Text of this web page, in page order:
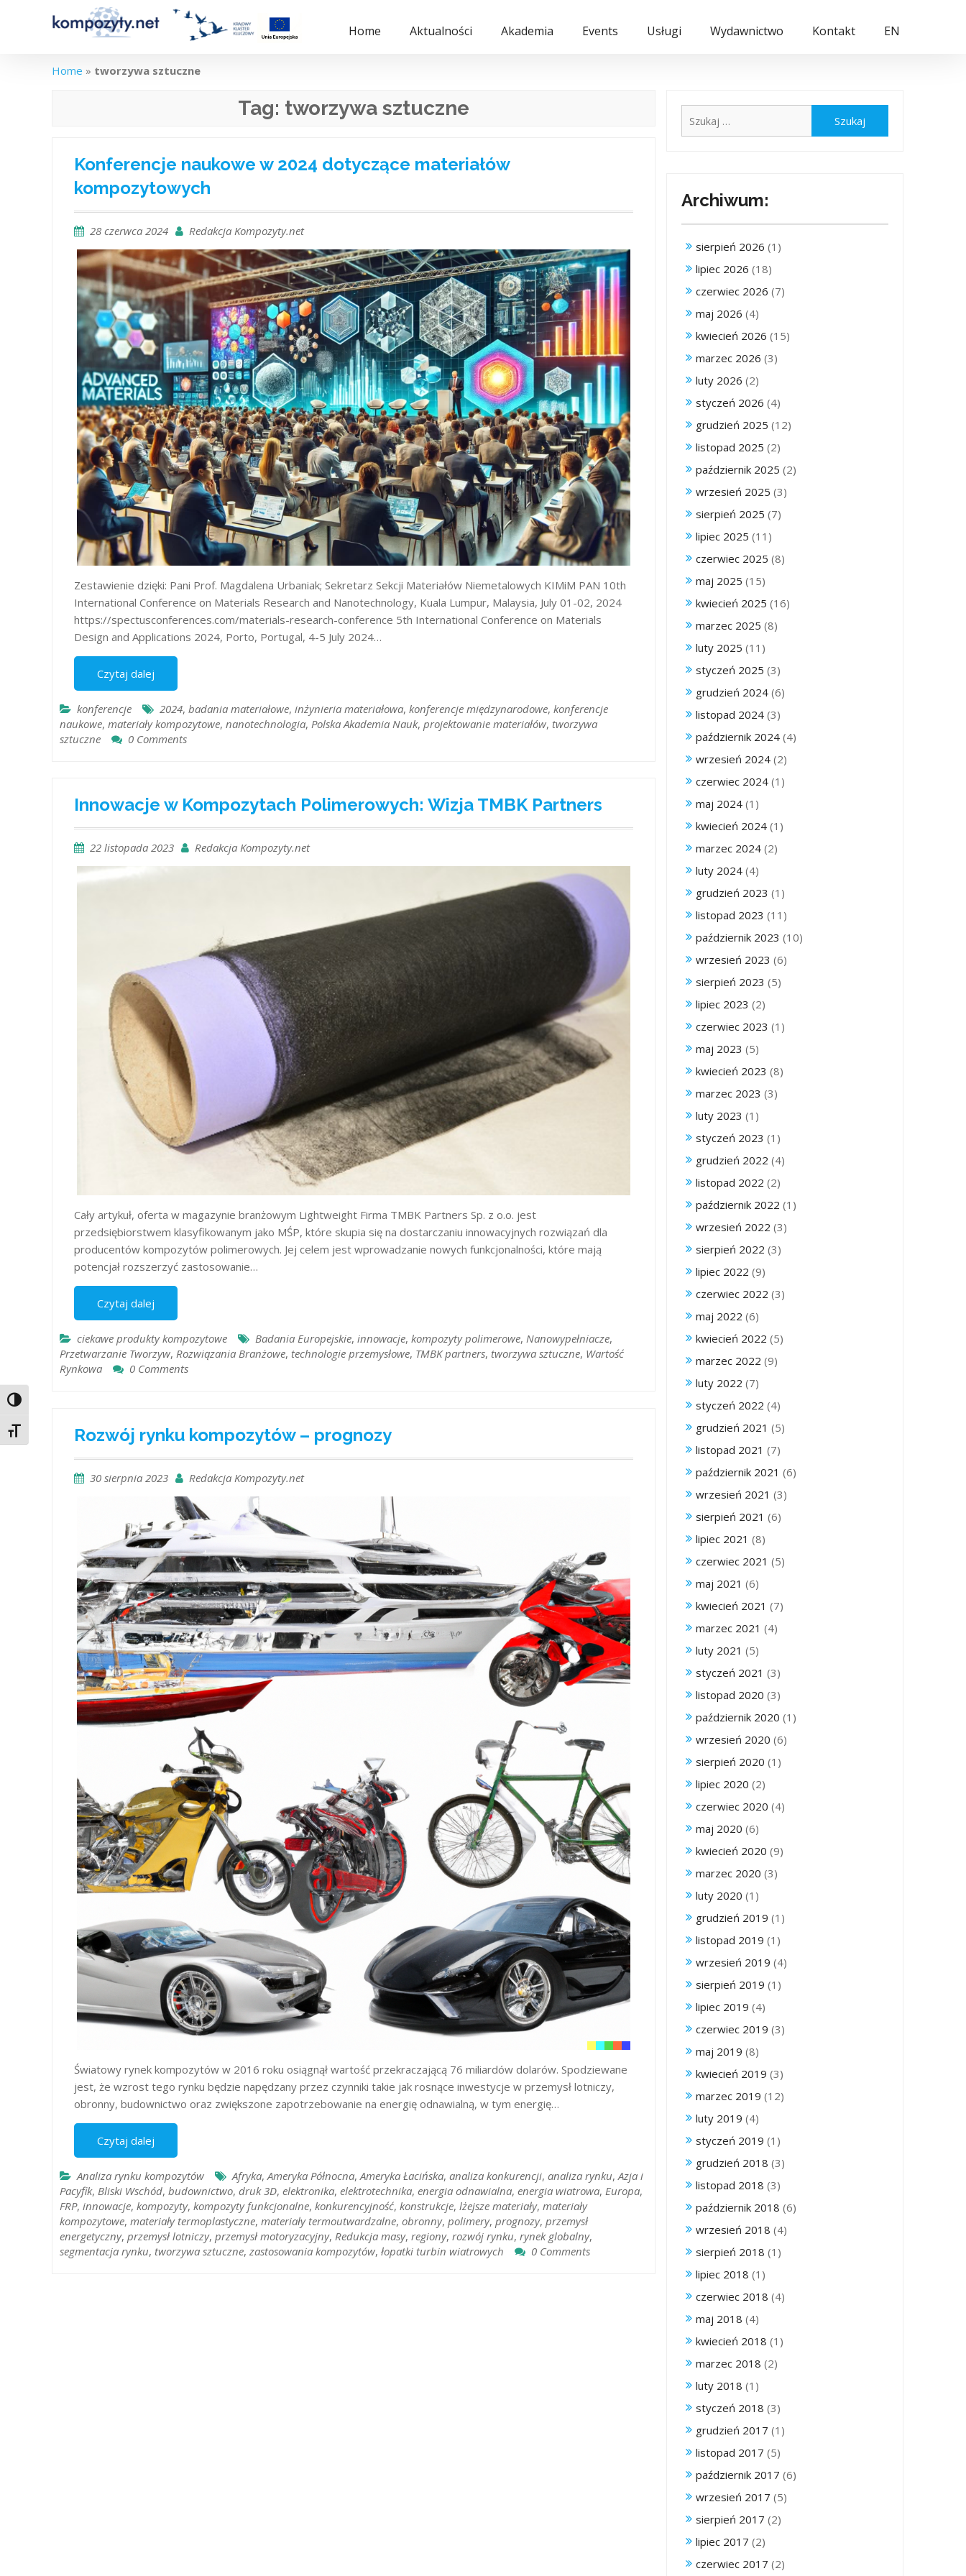
Toggle High Contrast
Toggle Font size
Home Aktualności Akademia Events Usługi Wydawnictwo Kontakt EN
Home » tworzywa sztuczne
Tag: tworzywa sztuczne
Konferencje naukowe w 2024 dotyczące materiałów
kompozytowych
28 czerwca 2024 Redakcja Kompozyty.net
Zestawienie dzięki: Pani Prof. Magdalena Urbaniak; Sekretarz Sekcji Materiałów Niemetalowych KIMiM PAN 10th
International Conference on Materials Research and Nanotechnology, Kuala Lumpur, Malaysia, July 01-02, 2024
https://spectusconferences.com/materials-research-conference 5th International Conference on Materials
Design and Applications 2024, Porto, Portugal, 4-5 July 2024…
Czytaj dalej
konferencje 2024, badania materiałowe, inżynieria materiałowa, konferencje międzynarodowe, konferencje
naukowe, materiały kompozytowe, nanotechnologia, Polska Akademia Nauk, projektowanie materiałów, tworzywa
sztuczne
0 Comments
Innowacje w Kompozytach Polimerowych: Wizja TMBK Partners
22 listopada 2023 Redakcja Kompozyty.net
Cały artykuł, oferta w magazynie branżowym Lightweight Firma TMBK Partners Sp. z o.o. jest
przedsiębiorstwem klasyfikowanym jako MŚP, które skupia się na dostarczaniu innowacyjnych rozwiązań dla
producentów kompozytów polimerowych. Jej celem jest wprowadzanie nowych funkcjonalności, które mają
potencjał rozszerzyć zastosowanie…
Czytaj dalej
ciekawe produkty kompozytowe Badania Europejskie, innowacje, kompozyty polimerowe, Nanowypełniacze,
Przetwarzanie Tworzyw, Rozwiązania Branżowe, technologie przemysłowe, TMBK partners, tworzywa sztuczne, Wartość
Rynkowa
0 Comments
Rozwój rynku kompozytów – prognozy
30 sierpnia 2023 Redakcja Kompozyty.net
Światowy rynek kompozytów w 2016 roku osiągnął wartość przekraczającą 76 miliardów dolarów. Spodziewane
jest, że wzrost tego rynku będzie napędzany przez czynniki takie jak rosnące inwestycje w przemysł lotniczy,
obronny, budownictwo oraz zwiększone zapotrzebowanie na energię odnawialną, w tym energię…
Czytaj dalej
Analiza rynku kompozytów Afryka, Ameryka Północna, Ameryka Łacińska, analiza konkurencji, analiza rynku, Azja i
Pacyfik, Bliski Wschód, budownictwo, druk 3D, elektronika, elektrotechnika, energia odnawialna, energia wiatrowa, Europa,
FRP, innowacje, kompozyty, kompozyty funkcjonalne, konkurencyjność, konstrukcje, lżejsze materiały, materiały
kompozytowe, materiały termoplastyczne, materiały termoutwardzalne, obronny, polimery, prognozy, przemysł
energetyczny, przemysł lotniczy, przemysł motoryzacyjny, Redukcja masy, regiony, rozwój rynku, rynek globalny,
segmentacja rynku, tworzywa sztuczne, zastosowania kompozytów, łopatki turbin wiatrowych 0 Comments
Archiwum:
sierpień 2026 (1)
lipiec 2026 (18)
czerwiec 2026 (7)
maj 2026 (4)
kwiecień 2026 (15)
marzec 2026 (3)
luty 2026 (2)
styczeń 2026 (4)
grudzień 2025 (12)
listopad 2025 (2)
październik 2025 (2)
wrzesień 2025 (3)
sierpień 2025 (7)
lipiec 2025 (11)
czerwiec 2025 (8)
maj 2025 (15)
kwiecień 2025 (16)
marzec 2025 (8)
luty 2025 (11)
styczeń 2025 (3)
grudzień 2024 (6)
listopad 2024 (3)
październik 2024 (4)
wrzesień 2024 (2)
czerwiec 2024 (1)
maj 2024 (1)
kwiecień 2024 (1)
marzec 2024 (2)
luty 2024 (4)
grudzień 2023 (1)
listopad 2023 (11)
październik 2023 (10)
wrzesień 2023 (6)
sierpień 2023 (5)
lipiec 2023 (2)
czerwiec 2023 (1)
maj 2023 (5)
kwiecień 2023 (8)
marzec 2023 (3)
luty 2023 (1)
styczeń 2023 (1)
grudzień 2022 (4)
listopad 2022 (2)
październik 2022 (1)
wrzesień 2022 (3)
sierpień 2022 (3)
lipiec 2022 (9)
czerwiec 2022 (3)
maj 2022 (6)
kwiecień 2022 (5)
marzec 2022 (9)
luty 2022 (7)
styczeń 2022 (4)
grudzień 2021 (5)
listopad 2021 (7)
październik 2021 (6)
wrzesień 2021 (3)
sierpień 2021 (6)
lipiec 2021 (8)
czerwiec 2021 (5)
maj 2021 (6)
kwiecień 2021 (7)
marzec 2021 (4)
luty 2021 (5)
styczeń 2021 (3)
listopad 2020 (3)
październik 2020 (1)
wrzesień 2020 (6)
sierpień 2020 (1)
lipiec 2020 (2)
czerwiec 2020 (4)
maj 2020 (6)
kwiecień 2020 (9)
marzec 2020 (3)
luty 2020 (1)
grudzień 2019 (1)
listopad 2019 (1)
wrzesień 2019 (4)
sierpień 2019 (1)
lipiec 2019 (4)
czerwiec 2019 (3)
maj 2019 (8)
kwiecień 2019 (3)
marzec 2019 (12)
luty 2019 (4)
styczeń 2019 (1)
grudzień 2018 (3)
listopad 2018 (3)
październik 2018 (6)
wrzesień 2018 (4)
sierpień 2018 (1)
lipiec 2018 (1)
czerwiec 2018 (4)
maj 2018 (4)
kwiecień 2018 (1)
marzec 2018 (2)
luty 2018 (1)
styczeń 2018 (3)
grudzień 2017 (1)
listopad 2017 (5)
październik 2017 (6)
wrzesień 2017 (5)
sierpień 2017 (2)
lipiec 2017 (2)
czerwiec 2017 (2)